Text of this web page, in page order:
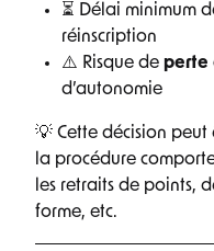
⏳ Délai minimum
réinscription
⚠️ Risque de perte
d’autonomie
💡 Cette décision peut
la procédure
les retraits de points,
forme, etc.